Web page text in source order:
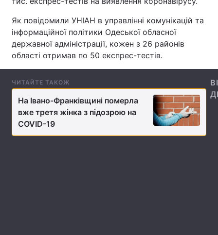
Економіка Світ
Спорт Наука
Здоров'я Туризм
Цікавинки Погода
Як повідомили УНІАН в управлінні комунікацій та
інформаційної політики Одеської обласної
державної адміністрації, кожен з 26 районів
області отримав по 50 експрес-тестів.
ЧИТАЙТЕ ТАКОЖ
На Івано-Франківщині померла
вже третя жінка з підозрою на
COVID-19